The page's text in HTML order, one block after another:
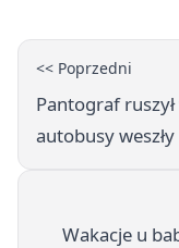
<< Poprzedni
Pantograf
autobusy
Wakacje u